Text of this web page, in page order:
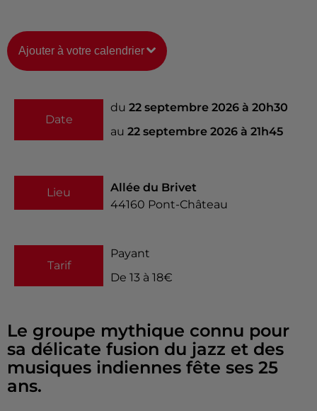
Ajouter à votre calendrier
Date
du 22 septembre 2026 à 20h30
au 22 septembre 2026 à 21h45
Lieu
Allée du Brivet
44160 Pont-Château
Tarif
Payant
De 13 à 18€
Le groupe mythique connu pour
sa délicate fusion du jazz et des
musiques indiennes fête ses 25
ans.